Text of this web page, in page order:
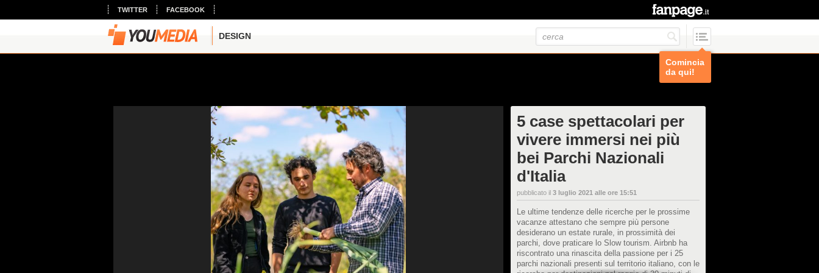
TWITTER FACEBOOK
DESIGN
Comincia
da qui!
5 case spettacolari per
vivere immersi nei più
bei Parchi Nazionali
d'Italia
pubblicato il 3 luglio 2021 alle ore 15:51
Le ultime tendenze delle ricerche per le prossime
vacanze attestano che sempre più persone
desiderano un estate rurale, in prossimità dei
parchi, dove praticare lo Slow tourism. Airbnb ha
riscontrato una rinascita della passione per i 25
parchi nazionali presenti sul territorio italiano, con le